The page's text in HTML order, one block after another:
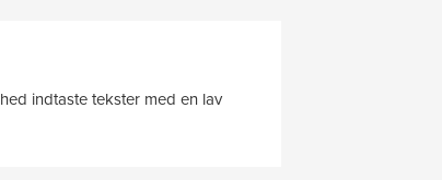
indtaste tekster med en lav